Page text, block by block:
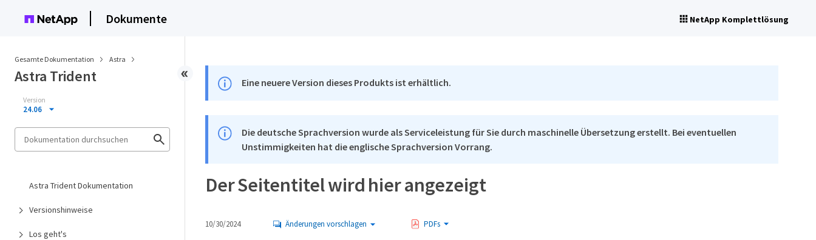
Dokumente NetApp Komplettlösung
Gesamte Dokumentation Astra
Astra Trident
Version
24.06
Astra Trident Dokumentation
Versionshinweise
Los geht's
Eine neuere Version dieses Produkts ist erhältlich.
Die deutsche Sprachversion wurde als Serviceleistung für Sie durch maschinelle Übersetzung erstellt. Bei eventuellen
Unstimmigkeiten hat die englische Sprachversion Vorrang.
Der Seitentitel wird hier angezeigt
10/30/2024 Änderungen vorschlagen PDFs